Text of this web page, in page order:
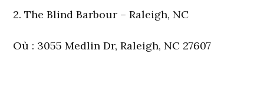
2. The Blind Barbour – Raleigh, NC
Où : 3055 Medlin Dr, Raleigh, NC 27607